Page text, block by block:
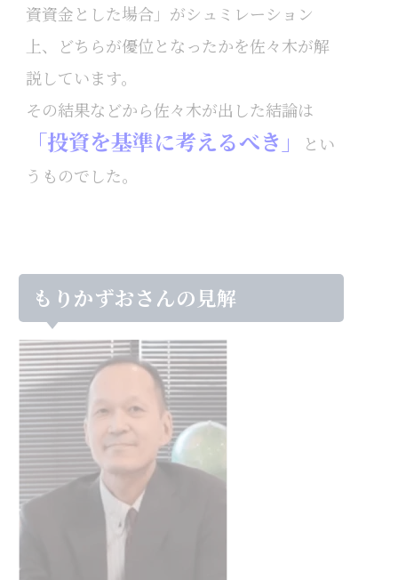
資資金とした場合」がシュミレーション
上、どちらが優位となったかを佐々木が解
説しています。
その結果などから佐々木が出した結論は
「投資を基準に考えるべき」
とい
うものでした。
もりかずおさんの見解